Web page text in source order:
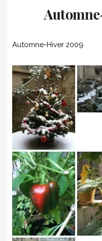
Automne-Hiver 2009